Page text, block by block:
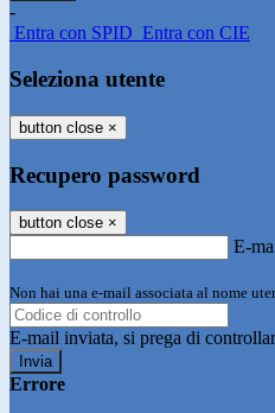
-
Entra con SPID Entra con CIE
Seleziona utente
button close ×
Recupero password
button close ×
E-
Non hai una e-mail associata al nome
E-mail inviata, si prega di
Errore